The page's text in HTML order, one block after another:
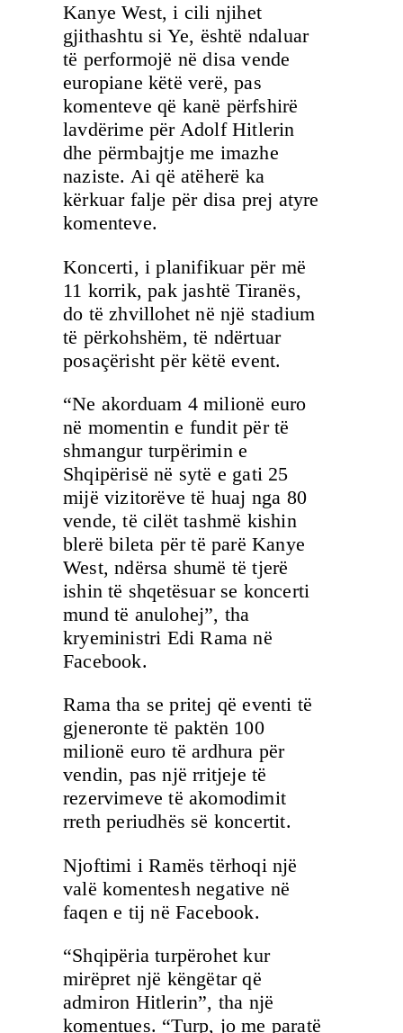
Kanye West, i cili njihet
gjithashtu si Ye, është ndaluar
të performojë në disa vende
europiane këtë verë, pas
komenteve që kanë përfshirë
lavdërime për Adolf Hitlerin
dhe përmbajtje me imazhe
naziste. Ai që atëherë ka
kërkuar falje për disa prej atyre
komenteve.
Koncerti, i planifikuar për më
11 korrik, pak jashtë Tiranës,
do të zhvillohet në një stadium
të përkohshëm, të ndërtuar
posaçërisht për këtë event.
“Ne akorduam 4 milionë euro
në momentin e fundit për të
shmangur turpërimin e
Shqipërisë në sytë e gati 25
mijë vizitorëve të huaj nga 80
vende, të cilët tashmë kishin
blerë bileta për të parë Kanye
West, ndërsa shumë të tjerë
ishin të shqetësuar se koncerti
mund të anulohej”, tha
kryeministri Edi Rama në
Facebook.
Rama tha se pritej që eventi të
gjeneronte të paktën 100
milionë euro të ardhura për
vendin, pas një rritjeje të
rezervimeve të akomodimit
rreth periudhës së koncertit.
Njoftimi i Ramës tërhoqi një
valë komentesh negative në
faqen e tij në Facebook.
“Shqipëria turpërohet kur
mirëpret një këngëtar që
admiron Hitlerin”, tha një
komentues. “Turp, jo me paratë